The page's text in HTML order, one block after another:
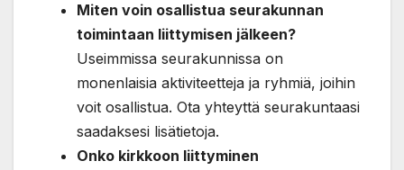
Miten voin osallistua seurakunnan
toimintaan liittymisen jälkeen?
Useimmissa seurakunnissa on
monenlaisia aktiviteetteja ja ryhmiä, joihin
voit osallistua. Ota yhteyttä seurakuntaasi
saadaksesi lisätietoja.
Onko kirkkoon liittyminen